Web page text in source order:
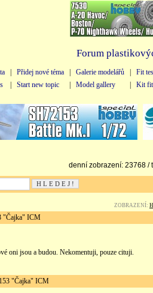
Forum
Přidej nové téma Galerie modelářů Fit
Start new topic Model gallery Kit fit
denní zobrazení: 23768 /
ZOBRAZENÍ:
"Čajka" ICM
oni jsou a budou. Nekomentuji, pouze cituji.
"Čajka" ICM